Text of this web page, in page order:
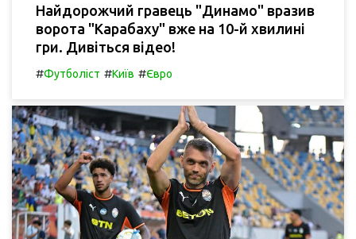
Найдорожчий гравець "Динамо" вразив
ворота "Карабаху" вже на 10-й хвилині
гри. Дивіться відео!
#Футболіст #Київ #Євро